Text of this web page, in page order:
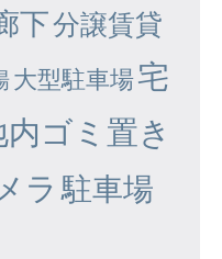
下分譲賃貸
大型駐車場宅
内ゴミ置き
ラ 駐車場